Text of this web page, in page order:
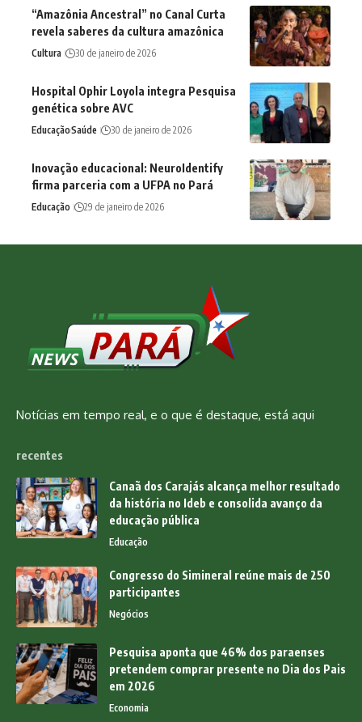
“Amazônia Ancestral” no Canal Curta
revela saberes da cultura amazônica
Cultura 30 de janeiro de 2026
Hospital Ophir Loyola integra Pesquisa
genética sobre AVC
EducaçãoSaúde 30 de janeiro de 2026
Inovação educacional: NeuroIdentify
firma parceria com a UFPA no Pará
Educação 29 de janeiro de 2026
Notícias em tempo real, e o que é destaque, está aqui
recentes
Canaã dos Carajás alcança melhor resultado
da história no Ideb e consolida avanço da
educação pública
Educação
Congresso do Simineral reúne mais de 250
participantes
Negócios
Pesquisa aponta que 46% dos paraenses
pretendem comprar presente no Dia dos Pais
em 2026
Economia